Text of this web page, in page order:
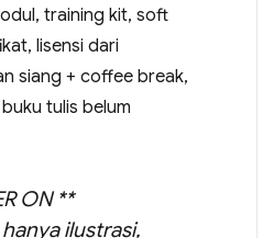
training kit, soft
lisensi dari
siang + coffee break,
tulis belum
ON **
ilustrasi,